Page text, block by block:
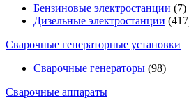
Бензиновые электростанции (7)
Дизельные электростанции
Сварочные генераторные установки
Сварочные генераторы (98)
Сварочные аппараты